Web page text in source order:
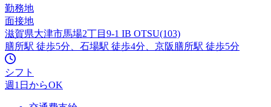
勤務地
面接地
滋賀県大津市馬場2丁目9-1 IB OTSU(103)
膳所駅 徒歩5分、石場駅 徒歩4分、京阪膳所駅 徒歩5分
シフト
週1日からOK